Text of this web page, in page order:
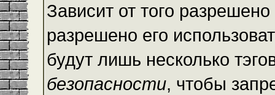
Зависит от того
разрешено его
будут лишь несколько
безопасности, чтобы